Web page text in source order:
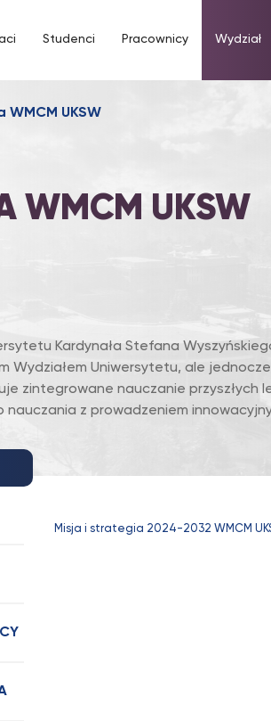
Studenci Pracownicy Wydział
UKSW
WMCM UKSW
Kardynała Stefana
Wydziałem Uniwersytetu, ale
zintegrowane nauczanie przyszłych
z prowadzeniem
Misja i strategia 2024-2032 WMCM